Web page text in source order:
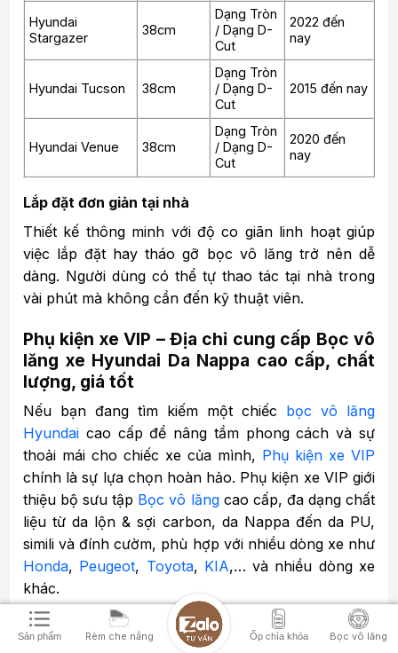
Hyundai
Stargazer
38cm
Dạng Tròn
/ Dạng D-
Cut
2022 đến
nay
Hyundai Tucson 38cm
Dạng Tròn
/ Dạng D-
Cut
2015 đến nay
Hyundai Venue 38cm
Dạng Tròn
/ Dạng D-
Cut
2020 đến
nay
Lắp đặt đơn giản tại nhà
Thiết kế thông minh với độ co giãn linh hoạt giúp
việc lắp đặt hay tháo gỡ bọc vô lăng trở nên dễ
dàng. Người dùng có thể tự thao tác tại nhà trong
vài phút mà không cần đến kỹ thuật viên.
Phụ kiện xe VIP – Địa chỉ cung cấp Bọc vô
lăng xe Hyundai Da Nappa cao cấp, chất
lượng, giá tốt
Nếu bạn đang tìm kiếm một chiếc bọc vô lăng
Hyundai cao cấp để nâng tầm phong cách và sự
thoải mái cho chiếc xe của mình, Phụ kiện xe VIP
chính là sự lựa chọn hoàn hảo. Phụ kiện xe VIP giới
thiệu bộ sưu tập Bọc vô lăngcao cấp, đa dạng chất
liệu từ da lộn & sợi carbon, da Nappa đến da PU,
simili và đính cườm, phù hợp với nhiều dòng xe như
Honda, Peugeot, Toyota, KIA,… và nhiều dòng xe
khác.
Đội ngũ tư vấn viên chuyên nghiệp tại Phụ kiện xe
Sản phẩm Rèm che nắng Ốp chìa khóa Bọc vô lăng